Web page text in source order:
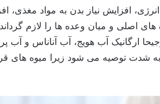
افزایش نیاز بدن به مواد مغذی،
ارگانیک آب هویج، آب آناناس و آب
شدت توصیه می شود زیرا میوه های